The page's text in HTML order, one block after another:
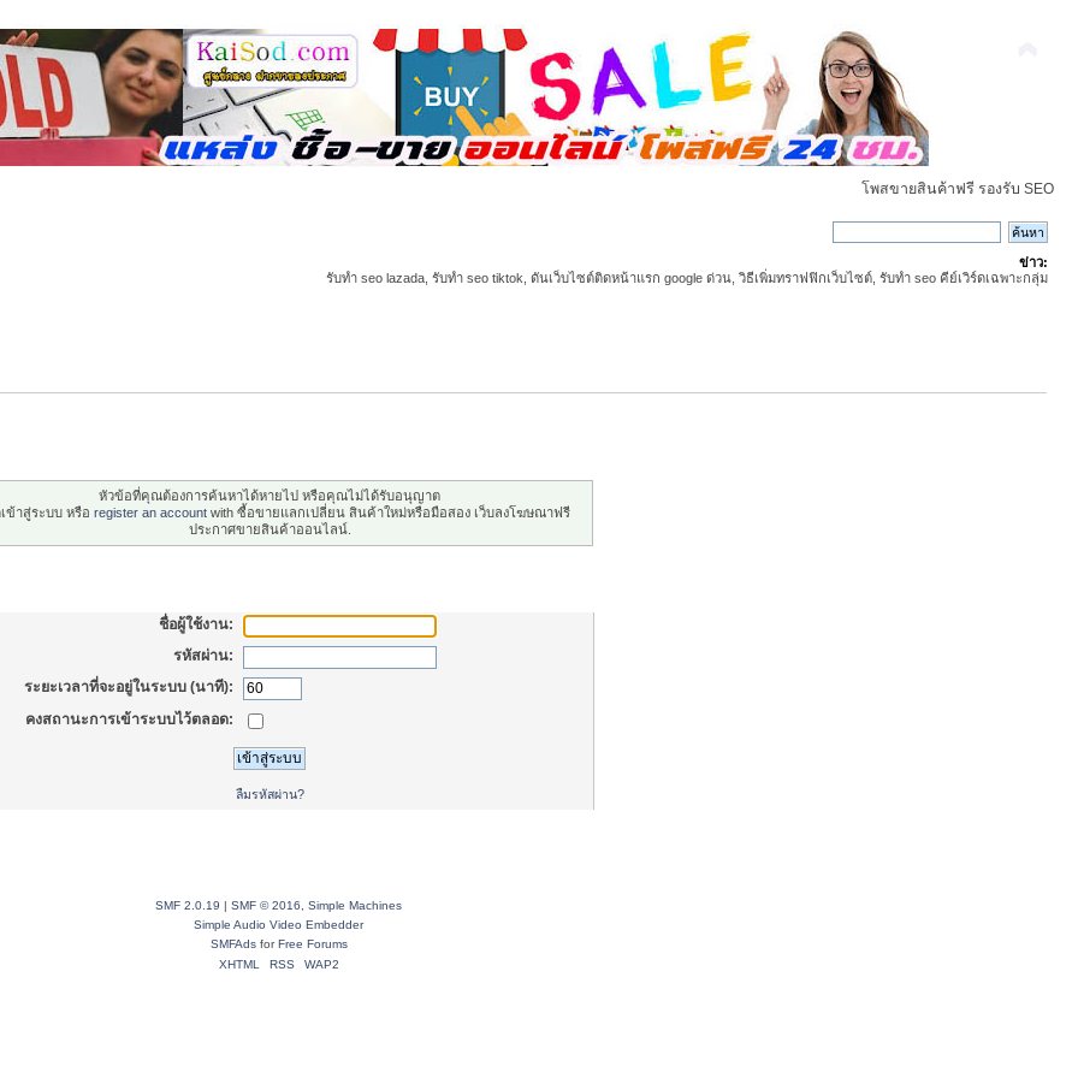
โพสขายสินค้าฟรี รองรับ SEO
ข่าว:
รับทำ seo lazada, รับทำ seo tiktok, ดันเว็บไซต์ติดหน้าแรก google ด่วน, วิธีเพิ่มทราฟฟิกเว็บไซต์, รับทำ seo คีย์เวิร์ดเฉพาะกลุ่ม
หัวข้อที่คุณต้องการค้นหาได้หายไป หรือคุณไม่ได้รับอนุญาต
ข้าสู่ระบบ หรือ register an accountwith ซื้อขายแลกเปลี่ยน สินค้าใหม่หรือมือสอง เว็บลงโฆษณาฟรี
ประกาศขายสินค้าออนไลน์.
ชื่อผู้ใช้งาน:
รหัสผ่าน:
ระยะเวลาที่จะอยู่ในระบบ (นาที):
คงสถานะการเข้าระบบไว้ตลอด:
ลืมรหัสผ่าน?
SMF 2.0.19 | SMF © 2016
Simple Machines
Simple Audio Video Embedder
SMFAdsforFree Forums
XHTML
RSS WAP2